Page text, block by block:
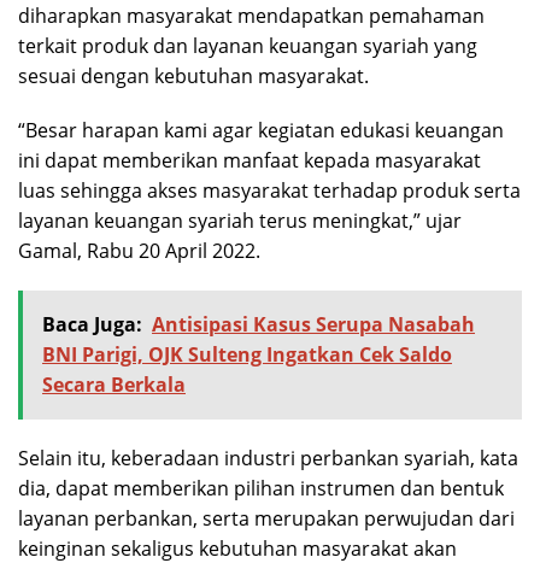
diharapkan masyarakat mendapatkan pemahaman
terkait produk dan layanan keuangan syariah yang
sesuai dengan kebutuhan masyarakat.
“Besar harapan kami agar kegiatan edukasi keuangan
ini dapat memberikan manfaat kepada masyarakat
luas sehingga akses masyarakat terhadap produk serta
layanan keuangan syariah terus meningkat,” ujar
Gamal, Rabu 20 April 2022.
Baca Juga: Antisipasi Kasus Serupa Nasabah
BNI Parigi, OJK Sulteng Ingatkan Cek Saldo
Secara Berkala
Selain itu, keberadaan industri perbankan syariah, kata
dia, dapat memberikan pilihan instrumen dan bentuk
layanan perbankan, serta merupakan perwujudan dari
keinginan sekaligus kebutuhan masyarakat akan